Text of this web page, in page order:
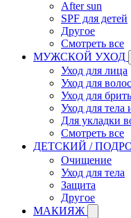
After sun
SPF для детей
Другое
Смотреть все
МУЖСКОЙ УХОД
Уход для лица
Уход для волос
Уход для
Уход для тела
Для укладки
Смотреть все
ДЕТСКИЙ /
Очищение
Уход для тела
Защита
Другое
МАКИЯЖ